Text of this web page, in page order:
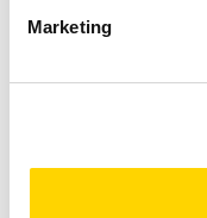
Marketing